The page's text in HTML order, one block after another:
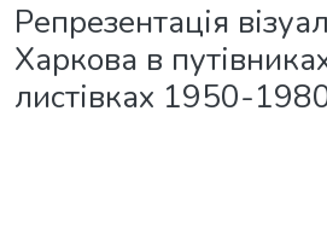
Репрезентація
Харкова в
листівках 1950-